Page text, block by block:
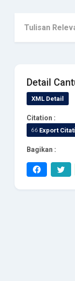
Tulisan
Detail
XML Detail
Citation :
Export
Bagikan :